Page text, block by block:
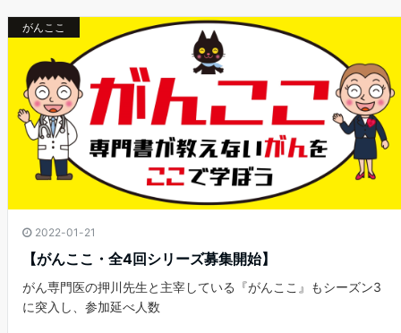
がんここ
2022-01-21
【がんここ・全4回シリーズ募集開始】
がん専門医の押川先生と主宰している『がんここ』もシーズン3
に突入し、参加延べ人数